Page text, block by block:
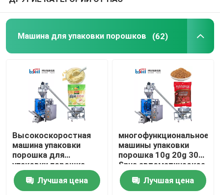
Машина для упаковки порошков (62)
Высокоскоростная
машина упаковки
порошка для
упаковки порошка
Masala молока
Лучшая цена
многофункциональное
машины упаковки
порошка 10g 20g 30g
Snus автоматическое
Лучшая цена